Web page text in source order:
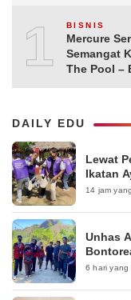
10BISNIS
Mercure
Semangat
The Pool –
DAILY EDU
Lewat
Ikatan
14 jam
Unhas
6 hari yang